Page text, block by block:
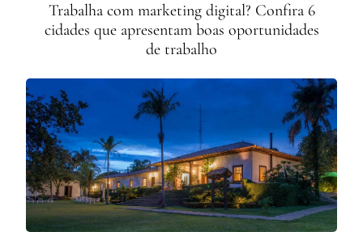
Trabalha com marketing digital? Confira 6
cidades que apresentam boas oportunidades
de trabalho